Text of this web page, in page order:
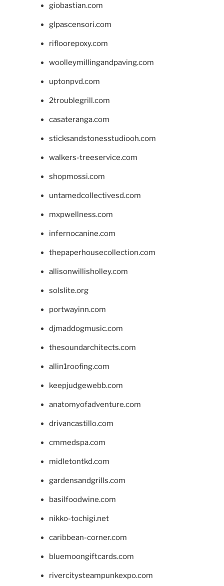
giobastian.com
glpascensori.com
rifloorepoxy.com
woolleymillingandpaving.com
uptonpvd.com
2troublegrill.com
casateranga.com
sticksandstonesstudiooh.com
walkers-treeservice.com
shopmossi.com
untamedcollectivesd.com
mxpwellness.com
infernocanine.com
thepaperhousecollection.com
allisonwillisholley.com
solslite.org
portwayinn.com
djmaddogmusic.com
thesoundarchitects.com
allin1roofing.com
keepjudgewebb.com
anatomyofadventure.com
drivancastillo.com
cmmedspa.com
midletontkd.com
gardensandgrills.com
basilfoodwine.com
nikko-tochigi.net
caribbean-corner.com
bluemoongiftcards.com
rivercitysteampunkexpo.com